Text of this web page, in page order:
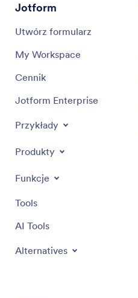
Jotform
Utwórz formularz
My Workspace
Cennik
Jotform Enterprise
Przykłady
Produkty
Funkcje
Tools
AI Tools
Alternatives